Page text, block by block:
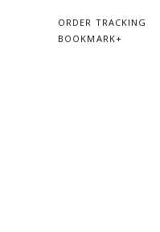
ORDER TRACKING
BOOKMARK+